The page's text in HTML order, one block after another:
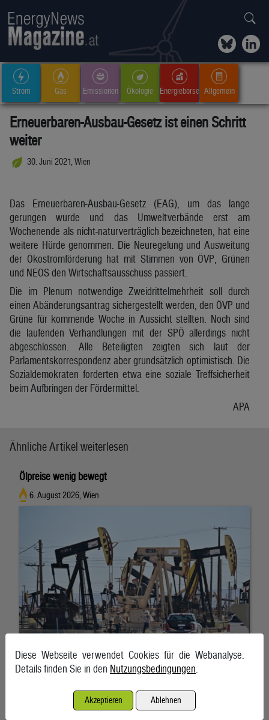
Strom Gas Emissionen Ökologie Energiebörse Allgemein
Erneuerbaren-Ausbau-Gesetz ist einen Schritt
weiter
30. Juni 2021, Wien
Das Erneuerbaren-Ausbau-Gesetz (EAG), um das lange
gerungen wurde und das Umweltverbände erst am
Wochenende als nicht-naturverträglich bezeichneten, hat eine
weitere Hürde genommen. Die Neuregelung und Ausweitung
der Ökostromförderung hat mit Stimmen von ÖVP, Grünen
und NEOS den Wirtschaftsausschuss passiert.
Die im Plenum notwendige Zweidrittelmehrheit soll durch
einen Abänderungsantrag sichergestellt werden, den ÖVP und
Grüne für kommende Woche in Aussicht stellten. Noch sind
die laufenden Verhandlungen mit der SPÖ allerdings nicht
abgeschlossen. Alle Beteiligten zeigten sich laut der
Parlamentskorrespondenz aber grundsätzlich optimistisch. Die
Sozialdemokraten forderten etwa eine soziale Treffsicherheit
beim Aufbringen der Fördermittel.
APA
Ähnliche Artikel weiterlesen
Ölpreise wenig bewegt
6. August 2026, Wien
6. August 2026, Hamburg
Diese Webseite verwendet Cookies für die Webanalyse.
Details finden Sie in den Nutzungsbedingungen.
Akzeptieren Ablehnen